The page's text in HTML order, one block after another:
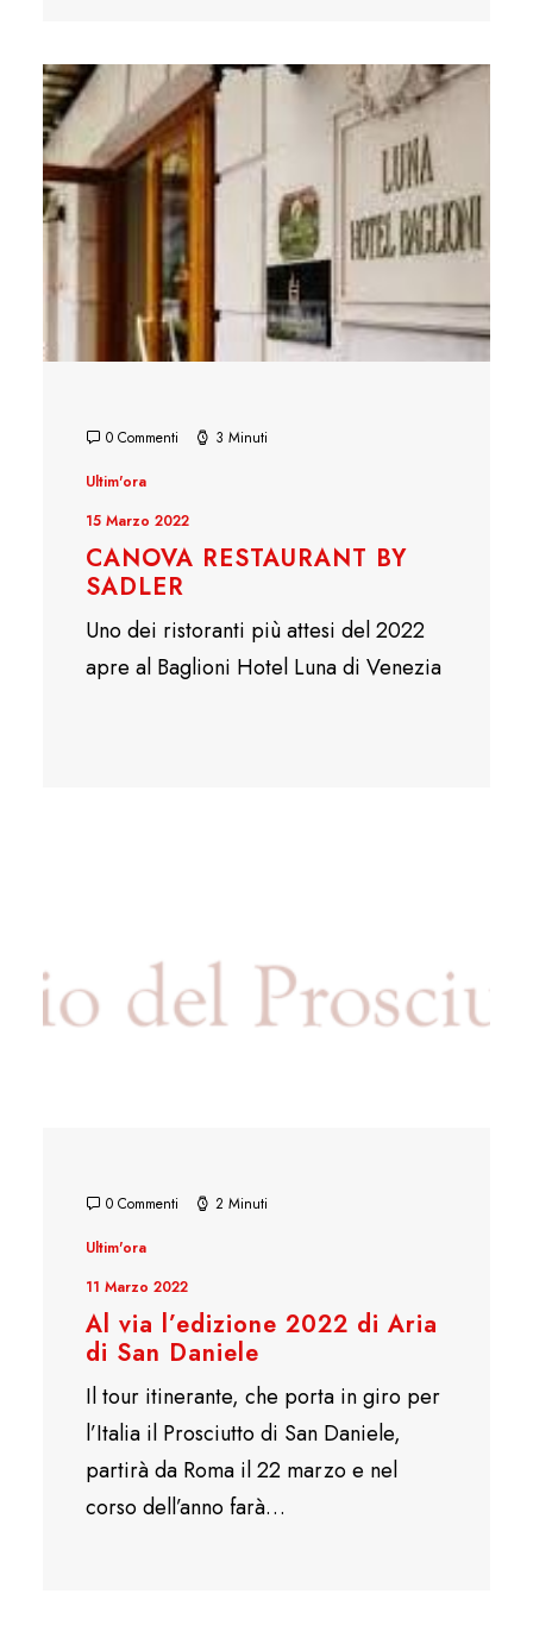
0 Commenti 3 Minuti
Ultim'ora
15 Marzo 2022
CANOVA RESTAURANT BY
SADLER
Uno dei ristoranti più attesi del 2022
apre al Baglioni Hotel Luna di Venezia
0 Commenti 2 Minuti
Ultim'ora
11 Marzo 2022
Al via l’edizione 2022 di Aria
di San Daniele
Il tour itinerante, che porta in giro per
l’Italia il Prosciutto di San Daniele,
partirà da Roma il 22 marzo e nel
corso dell’anno farà…